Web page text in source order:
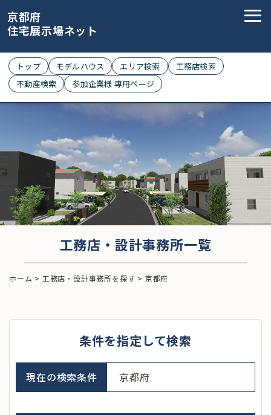
京都府
住宅展示場ネット
トップ モデルハウス エリア検索
工務店検索
不動産検索
参加企業様 専用ページ
工務店・設計事務所一覧
ホーム > 工務店・設計事務所を探す > 京都府
条件を指定して検索
現在の検索条件 京都府